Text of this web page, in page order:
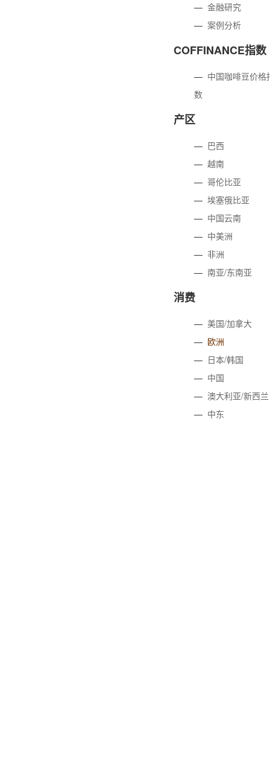
—金融研究
—案例分析
COFFINANCE指数
— 中国咖啡豆价格
数
产区
— 巴西
—越南
—哥伦比亚
—埃塞俄比亚
— 中国云南
— 中美洲
—非洲
—南亚/东南亚
消费
—美国/加拿大
— 欧洲
— 日本/韩国
— 中国
— 澳大利亚/新西兰
— 中东